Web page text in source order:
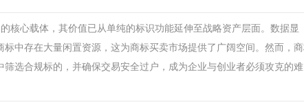
核心载体，其价值已从单纯的标识功能延伸至战略资产层面。数据显
中存在大量闲置资源，这为商标买卖市场提供了广阔空间。然而，
选合规标的，并确保交易安全过户，成为企业与创业者必须攻克的难